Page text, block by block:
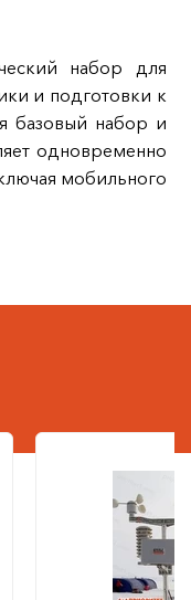
набор для
и подготовки к
базовый набор и
одновременно
мобильного